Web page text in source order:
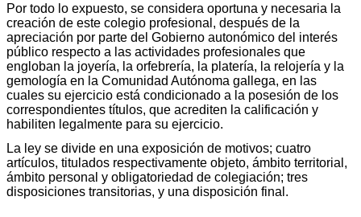
Por todo lo expuesto, se considera oportuna y necesaria la
creación de este colegio profesional, después de la
apreciación por parte del Gobierno autonómico del interés
público respecto a las actividades profesionales que
engloban la joyería, la orfebrería, la platería, la relojería y la
gemología en la Comunidad Autónoma gallega, en las
cuales su ejercicio está condicionado a la posesión de los
correspondientes títulos, que acrediten la calificación y
habiliten legalmente para su ejercicio.
La ley se divide en una exposición de motivos; cuatro
artículos, titulados respectivamente objeto, ámbito territorial,
ámbito personal y obligatoriedad de colegiación; tres
disposiciones transitorias, y una disposición final.